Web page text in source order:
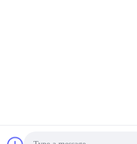
中国の良質 工業用車輪キャスタ